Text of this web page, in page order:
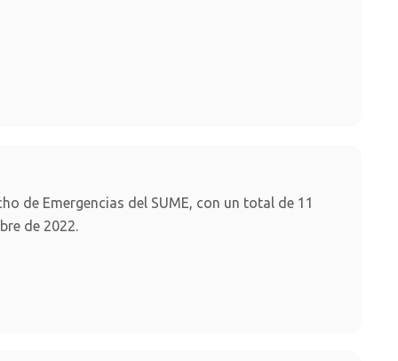
de Emergencias del SUME, con un total de 11
de 2022.